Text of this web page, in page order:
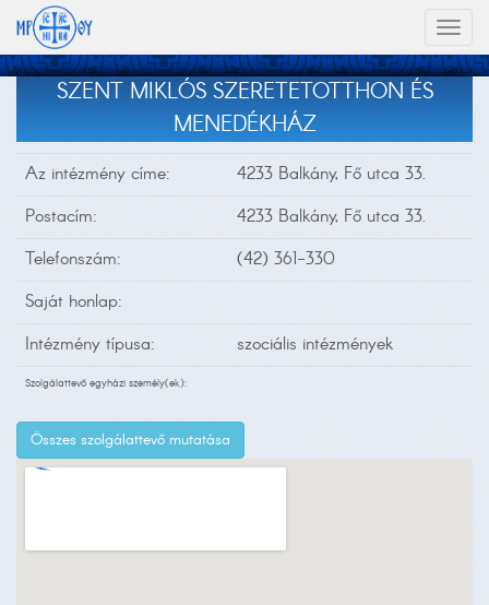
SZENT MIKLÓS SZERETETOTTHON ÉS
MENEDÉKHÁZ
Az intézmény címe:
4233 Balkány, Fő utca 33.
Postacím:
4233 Balkány, Fő utca 33.
Telefonszám:
(42) 361-330
Saját honlap:
Intézmény típusa:
szociális intézmények
Szolgálattevő egyházi személy(ek):
Összes szolgálattevő mutatása